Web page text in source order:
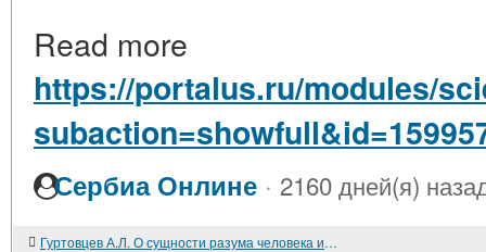
Read more
https://portalus.ru/modules/
Сербиа Онлине · 2160 дней(я)
Гуртовцев А.Л. О сущности разума человека и познании им реального мира